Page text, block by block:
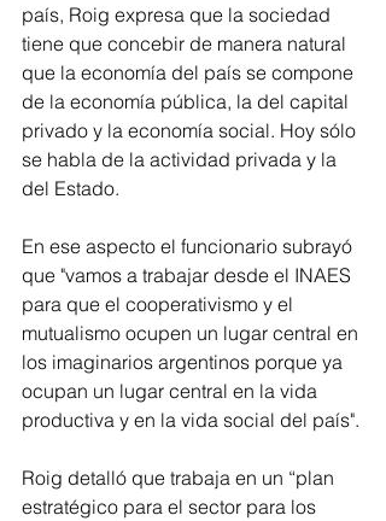
país, Roig expresa que la sociedad
tiene que concebir de manera natural
que la economía del país se compone
de la economía pública, la del capital
privado y la economía social. Hoy sólo
se habla de la actividad privada y la
del Estado.
En ese aspecto el funcionario subrayó
que "vamos a trabajar desde el INAES
para que el cooperativismo y el
mutualismo ocupen un lugar central en
los imaginarios argentinos porque ya
ocupan un lugar central en la vida
productiva y en la vida social del país".
Roig detalló que trabaja en un “plan
estratégico para el sector para los